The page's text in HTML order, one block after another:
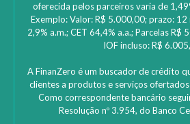
oferecida pelos parceiros varia de
Exemplo: Valor: R$ 5.000,00; prazo: 12
2,9% a.m.; CET 64,4% a.a.; Parcelas R$
IOF incluso: R$
A FinanZero é um buscador de crédito
clientes a produtos e serviços
Como correspondente bancário
Resolução nº 3.954, do Banco